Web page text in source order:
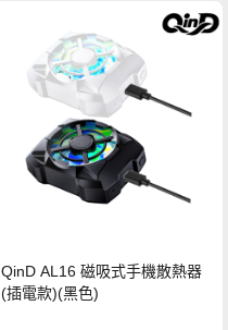
QinD AL16 磁吸式手機散熱器
(插電款)(黑色)